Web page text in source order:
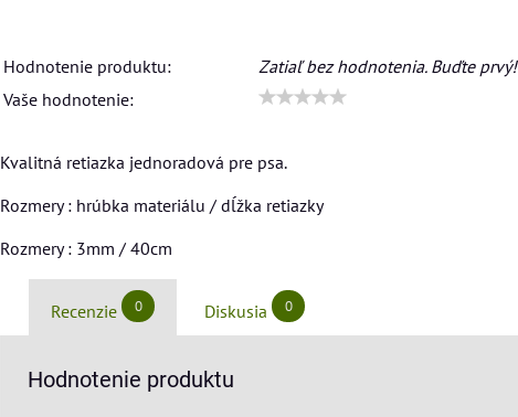
Hodnotenie produktu:
Zatiaľ bez hodnotenia. Buďte prvý!
Vaše hodnotenie:
Kvalitná retiazka jednoradová pre psa.
Rozmery : hrúbka materiálu / dĺžka retiazky
Rozmery : 3mm / 40cm
Recenzie 0 Diskusia 0
Hodnotenie produktu